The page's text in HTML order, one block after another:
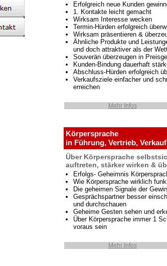
Erfolgreich neue Kunden
1. Kontakte leicht gemacht
Wirksam Interesse wecken
Termin-Hürden erfolgreich
Wirksam präsentieren &
Ähnliche Produkte und
und doch attraktiver als der
Souverän überzeugen in
Kunden-Bindung dauerhaft
Abschluss-Hürden erfolgreich
Verkaufsziele einfacher und
erreichen
Mehr Infos
Körpersprache
in Führung, Vertrieb, Verkauf
Über Körpersprache
auftreten, stärker wirken &
Erfolgs- Geheimnis
Wie Körpersprache wirklich
Die geheimen Signale der
Gesprächspartner besser
und durchschauen
Geheime Gesten sehen und
Über Körpersprache immer 1
voraus sein
Mehr Infos